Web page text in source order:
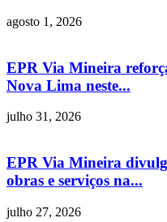
agosto 1, 2026
EPR Via Mineira
Nova Lima neste...
julho 31, 2026
EPR Via Mineira
obras e serviços na...
julho 27, 2026